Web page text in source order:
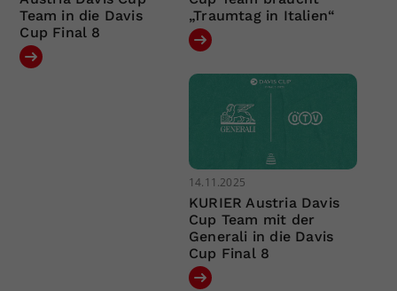
Team in die Davis
Cup Final 8
„Traumtag in Italien“
14.11.2025
KURIER Austria Davis
Cup Team mit der
Generali in die Davis
Cup Final 8